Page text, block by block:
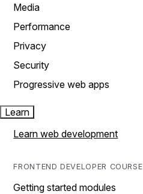
Media
Performance
Privacy
Security
Progressive web apps
Learn
Learn web development
FRONTEND DEVELOPER COURSE
Getting started modules